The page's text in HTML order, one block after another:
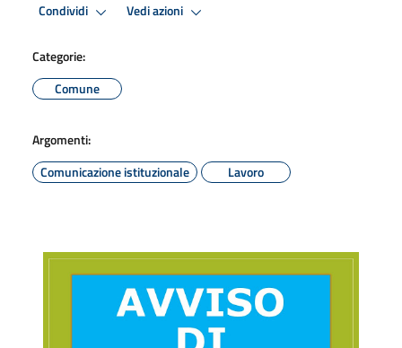
Condividi Vedi azioni
Categorie:
Comune
Argomenti:
Comunicazione istituzionale
Lavoro